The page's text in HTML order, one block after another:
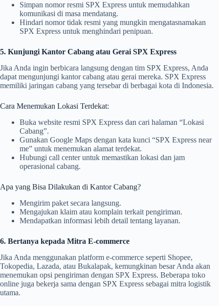
Simpan nomor resmi SPX Express untuk memudahkan
komunikasi di masa mendatang.
Hindari nomor tidak resmi yang mungkin mengatasnamakan
SPX Express untuk menghindari penipuan.
5. Kunjungi Kantor Cabang atau Gerai SPX Express
Jika Anda ingin berbicara langsung dengan tim SPX Express, Anda
dapat mengunjungi kantor cabang atau gerai mereka. SPX Express
memiliki jaringan cabang yang tersebar di berbagai kota di Indonesia.
Cara Menemukan Lokasi Terdekat:
Buka website resmi SPX Express dan cari halaman “Lokasi
Cabang”.
Gunakan Google Maps dengan kata kunci “SPX Express near
me” untuk menemukan alamat terdekat.
Hubungi call center untuk memastikan lokasi dan jam
operasional cabang.
Apa yang Bisa Dilakukan di Kantor Cabang?
Mengirim paket secara langsung.
Mengajukan klaim atau komplain terkait pengiriman.
Mendapatkan informasi lebih detail tentang layanan.
6. Bertanya kepada Mitra E-commerce
Jika Anda menggunakan platform e-commerce seperti Shopee,
Tokopedia, Lazada, atau Bukalapak, kemungkinan besar Anda akan
menemukan opsi pengiriman dengan SPX Express. Beberapa toko
online juga bekerja sama dengan SPX Express sebagai mitra logistik
utama.